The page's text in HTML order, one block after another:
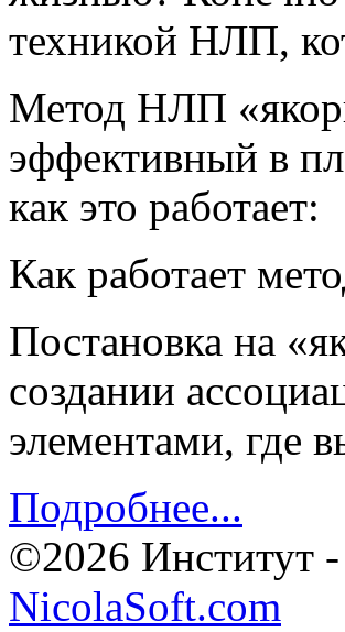
техникой НЛП,
Метод НЛП
эффективный в
как это работает:
Как работает
Постановка на
создании
элементами, где
Подробнее...
©2026 Институт
NicolaSoft.com